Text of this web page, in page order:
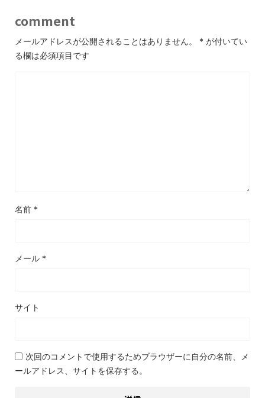
comment
メールアドレスが公開されることはありません。 * が付いてい
る欄は必須項目です
名前 *
メール *
サイト
次回のコメントで使用するためブラウザーに自分の名前、メ
ールアドレス、サイトを保存する。